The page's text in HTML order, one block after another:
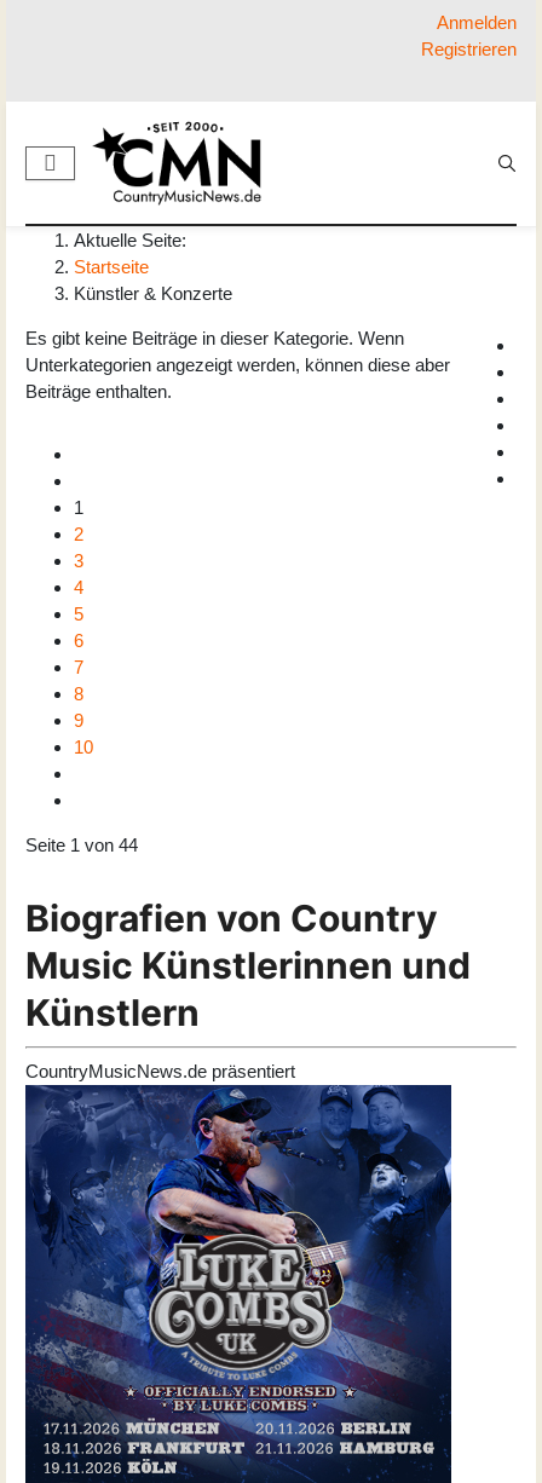
Anmelden
Registrieren
Aktuelle Seite:
Startseite
Künstler & Konzerte
Es gibt keine Beiträge in dieser Kategorie. Wenn
Unterkategorien angezeigt werden, können diese aber
Beiträge enthalten.
1
2
3
4
5
6
7
8
9
10
Seite 1 von 44
Biografien von Country
Music Künstlerinnen und
Künstlern
CountryMusicNews.de präsentiert